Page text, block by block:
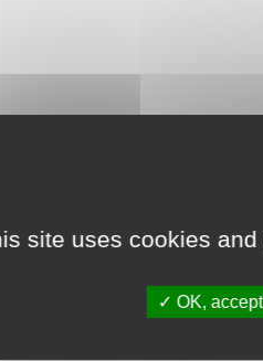
site uses cookies
OK, accept